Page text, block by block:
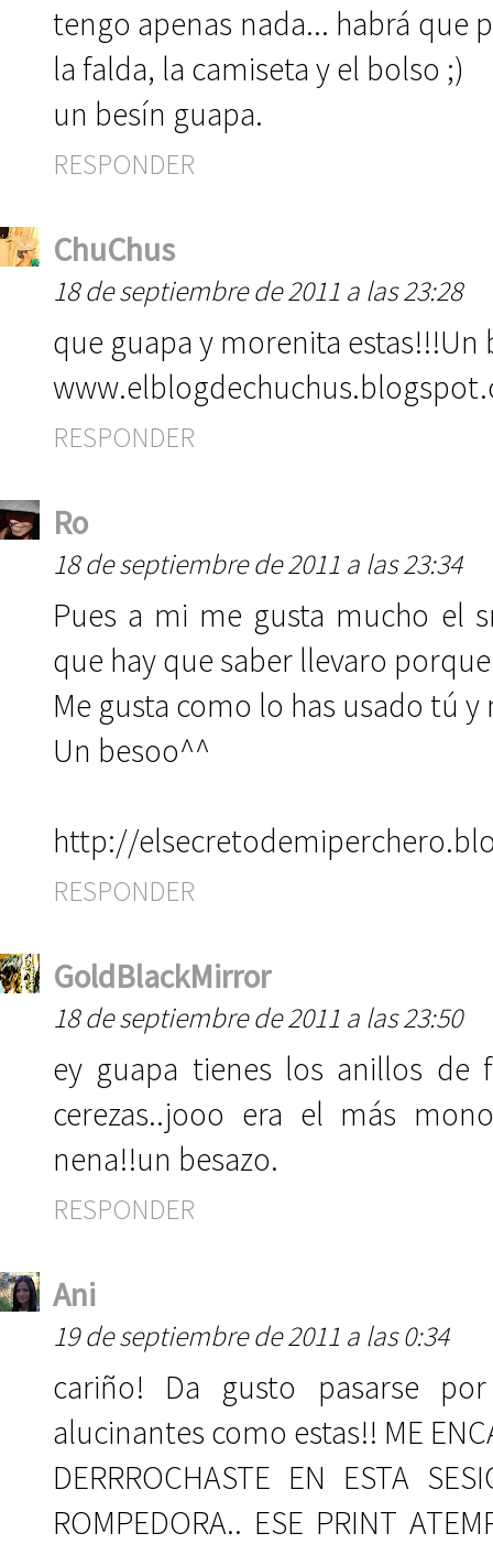
tengo apenas nada... habrá
la falda, la camiseta y el bolso ;)
un besín guapa.
RESPONDER
ChuChus
18 de septiembre de 2011 a las 23:28
que guapa y morenita estas!!!Un
RESPONDER
Ro
18 de septiembre de 2011 a las 23:34
Pues a mi me gusta mucho el
que hay que saber llevaro
Me gusta como lo has usado tú
Un besoo^^
http://
RESPONDER
GoldBlackMirror
18 de septiembre de 2011 a las 23:50
ey guapa tienes los anillos
cerezas..jooo era el más
nena!!un besazo.
RESPONDER
Ani
19 de septiembre de 2011 a las 0:34
cariño! Da gusto pasarse
alucinantes como estas!! ME
DERRROCHASTE EN ESTA
ROMPEDORA.. ESE PRINT